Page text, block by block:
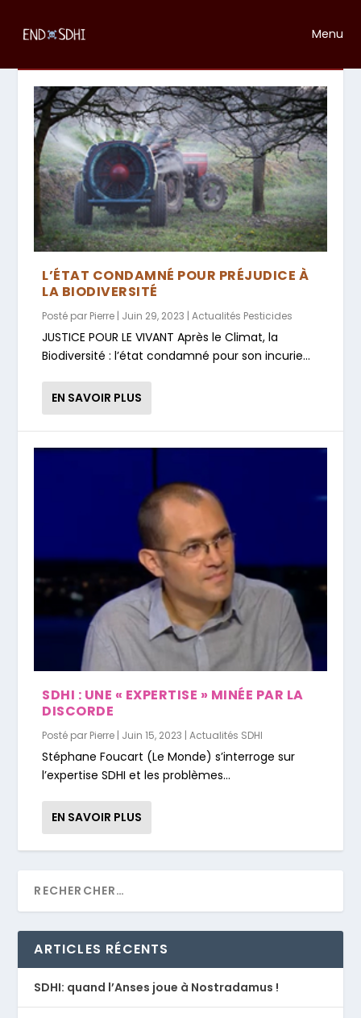
Menu
MOIS :
L’ÉTAT CONDAMNÉ POUR PRÉJUDICE À
LA BIODIVERSITÉ
Posté par Pierre | Juin 29, 2023 |Actualités Pesticides
JUSTICE POUR LE VIVANT Après le Climat, la
Biodiversité : l’état condamné pour son incurie...
EN SAVOIR PLUS
SDHI : UNE « EXPERTISE » MINÉE PAR LA
DISCORDE
Posté par Pierre | Juin 15, 2023 |Actualités SDHI
Stéphane Foucart (Le Monde) s’interroge sur
l’expertise SDHI et les problèmes...
EN SAVOIR PLUS
ARTICLES RÉCENTS
SDHI: quand l’Anses joue à Nostradamus !